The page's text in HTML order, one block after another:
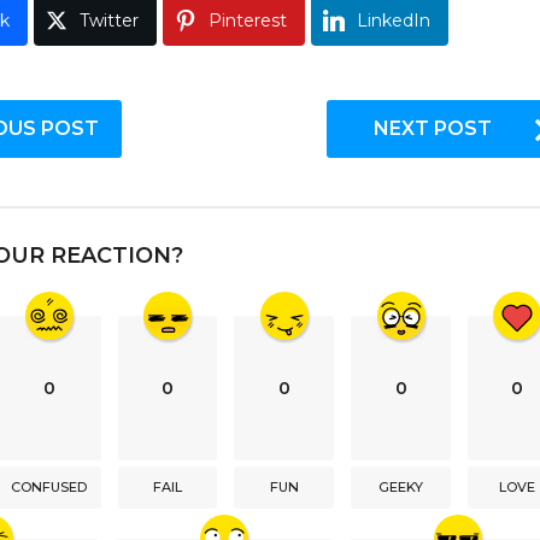
Twitter Pinterest LinkedIn
POST NEXT POST
REACTION?
0
CONFUSED
0
FAIL
0
FUN
0
GEEKY
0
LOVE